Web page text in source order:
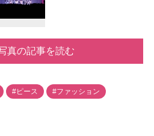
真の記事を読む
#ピース #ファッション